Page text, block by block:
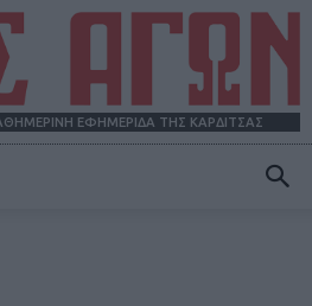
ΕΦΗΜΕΡΙΔΑ ΤΗΣ ΚΑΡΔΙΤΣΑΣ